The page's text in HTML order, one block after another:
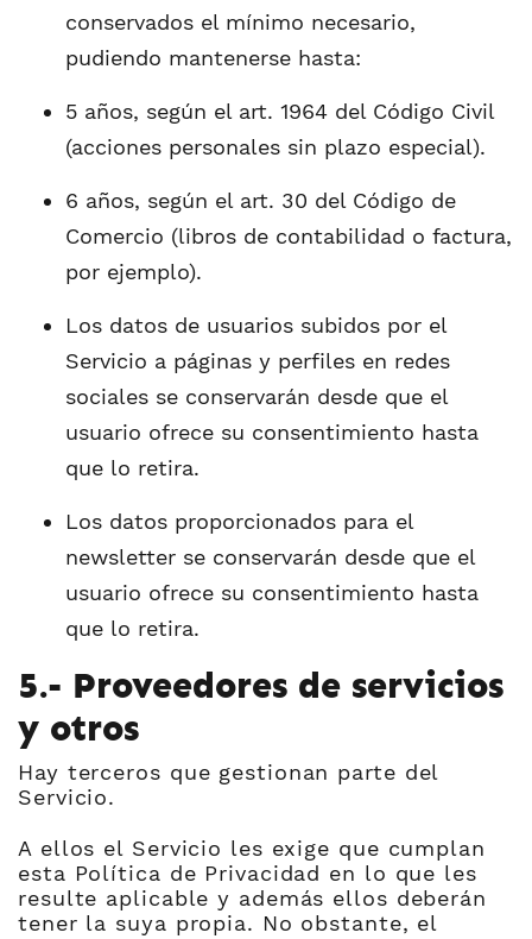
conservados el mínimo necesario,
pudiendo mantenerse hasta:
5 años, según el art. 1964 del Código Civil
(acciones personales sin plazo especial).
6 años, según el art. 30 del Código de
Comercio (libros de contabilidad o factura,
por ejemplo).
Los datos de usuarios subidos por el
Servicio a páginas y perfiles en redes
sociales se conservarán desde que el
usuario ofrece su consentimiento hasta
que lo retira.
Los datos proporcionados para el
newsletter se conservarán desde que el
usuario ofrece su consentimiento hasta
que lo retira.
5.- Proveedores de servicios
y otros
Hay terceros que gestionan parte del
Servicio.
A ellos el Servicio les exige que cumplan
esta Política de Privacidad en lo que les
resulte aplicable y además ellos deberán
tener la suya propia. No obstante, el